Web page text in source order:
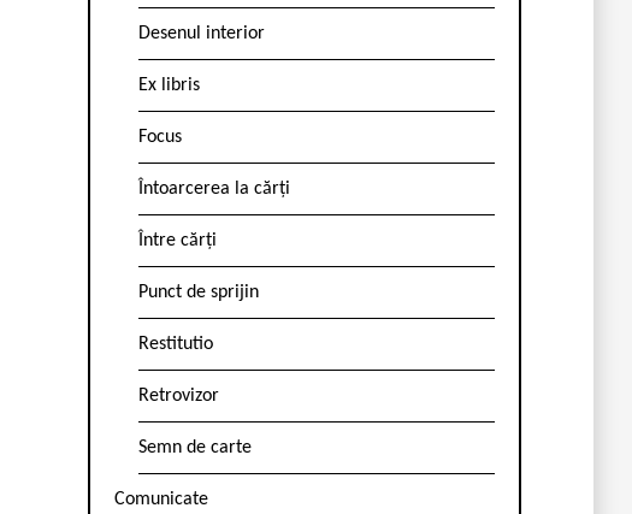
Desenul interior
Ex libris
Focus
Întoarcerea la cărți
Între cărți
Punct de sprijin
Restitutio
Retrovizor
Semn de carte
Comunicate